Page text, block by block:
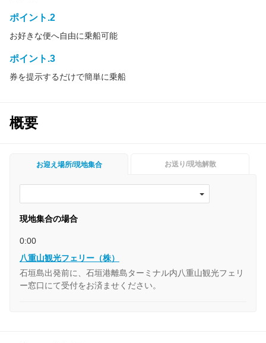
ポイント.2
お好きな便へ自由に乗船可能
ポイント.3
券を提示するだけで簡単に乗船
概要
お迎え場所/現地集合 お送り/現地解散
現地集合の場合
0:00
八重山観光フェリー（株）
石垣島出発前に、石垣港離島ターミナル内八重山観光フェリ
ー窓口にて受付をお済ませください。